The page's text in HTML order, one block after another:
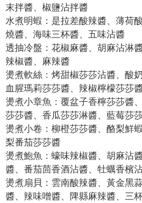
末拌醬、椒鹽沾拌醬
水煮明蝦：是拉差酸辣醬、薄荷
燒醬、海味三杯醬、五味沾醬
透抽冷盤：花椒麻醬、胡麻沾淋
辣椒醬、麻辣醬
燙煮軟絲：烤甜椒莎莎沾醬、酸
血腥瑪莉莎莎醬、辣椒檸檬莎莎
燙煮小章魚：覆盆子香檸莎莎醬
莎莎醬、香瓜莎莎淋醬、藍莓莎
燙煮小卷：柳橙莎莎醬、酪梨鮮
梨番茄莎莎醬
燙煮鮑魚：蠔味辣椒醬、胡麻沾
醬、番茄茴香酒沾醬、牡蠣香檳
燙煮扇貝：雲南酸辣醬、黃金黑
醬、辣味噌醬、陴縣麻辣醬、三